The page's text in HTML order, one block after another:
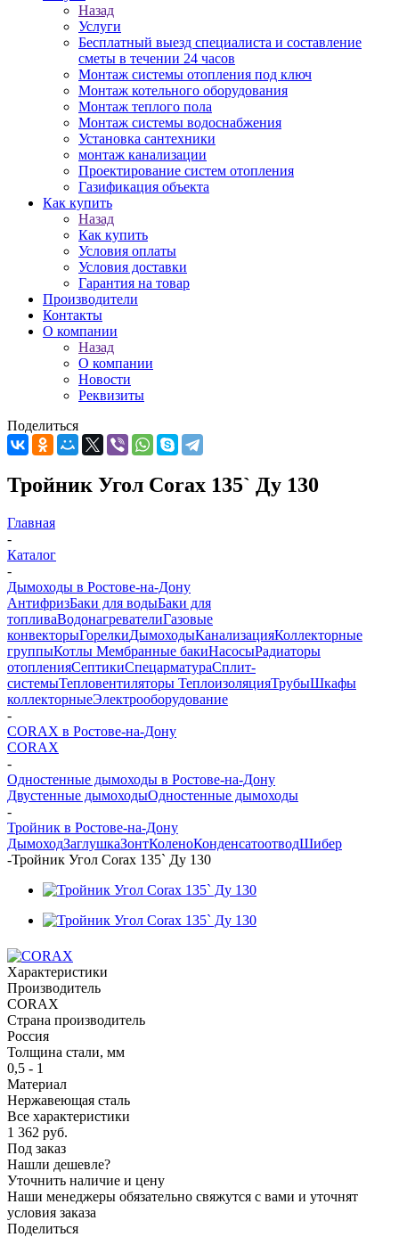
Назад
Услуги
Бесплатный выезд специалиста и составление
сметы в течении 24 часов
Монтаж системы отопления под ключ
Монтаж котельного оборудования
Монтаж теплого пола
Монтаж системы водоснабжения
Установка сантехники
монтаж канализации
Проектирование систем отопления
Газификация объекта
Как купить
Назад
Как купить
Условия оплаты
Условия доставки
Гарантия на товар
Производители
Контакты
О компании
Назад
О компании
Новости
Реквизиты
Поделиться
Тройник Угол Corax 135` Ду 130
Главная
-
Каталог
-
Дымоходы в Ростове-на-Дону
АнтифризБаки для водыБаки для
топливаВодонагревателиГазовые
конвекторыГорелкиДымоходыКанализацияКоллекторные
группыКотлы Мембранные бакиНасосыРадиаторы
отопленияСептикиСпецарматураСплит-
системыТепловентиляторы ТеплоизоляцияТрубыШкафы
коллекторныеЭлектрооборудование
-
CORAX в Ростове-на-Дону
CORAX
-
Одностенные дымоходы в Ростове-на-Дону
Двустенные дымоходыОдностенные дымоходы
-
Тройник в Ростове-на-Дону
ДымоходЗаглушкаЗонтКоленоКонденсатоотводШибер
-Тройник Угол Corax 135` Ду 130
Характеристики
Производитель
CORAX
Страна производитель
Россия
Толщина стали, мм
0,5 - 1
Материал
Нержавеющая сталь
Все характеристики
1 362 руб.
Под заказ
Нашли дешевле?
Уточнить наличие и цену
Наши менеджеры обязательно свяжутся с вами и уточнят
условия заказа
Поделиться